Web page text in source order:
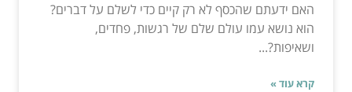
האם ידעתם שהכסף לא רק קיים כדי לשלם על דברים?
הוא נושא עמו עולם שלם של רגשות, פחדים,
ושאיפות?...
קרא עוד »